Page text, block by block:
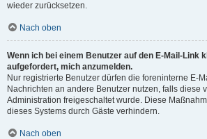
wieder zurücksetzen.
Nach oben
Wenn ich bei einem Benutzer auf den E-Mail-Link
aufgefordert, mich anzumelden.
Nur registrierte Benutzer dürfen die foreninterne E-
Nachrichten an andere Benutzer nutzen, falls diese
Administration freigeschaltet wurde. Diese
dieses Systems durch Gäste verhindern.
Nach oben